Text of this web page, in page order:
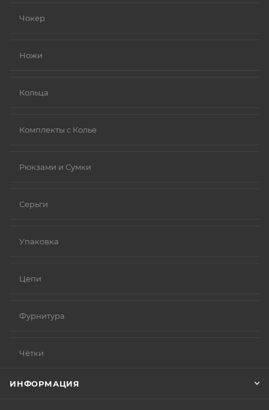
Чокер
Ножи
Кольца
Комплекты с Колье
Рюкзами и Сумки
Серьги
Упаковка
Цепи
Фурнитура
Чётки
ИНФОРМАЦИЯ